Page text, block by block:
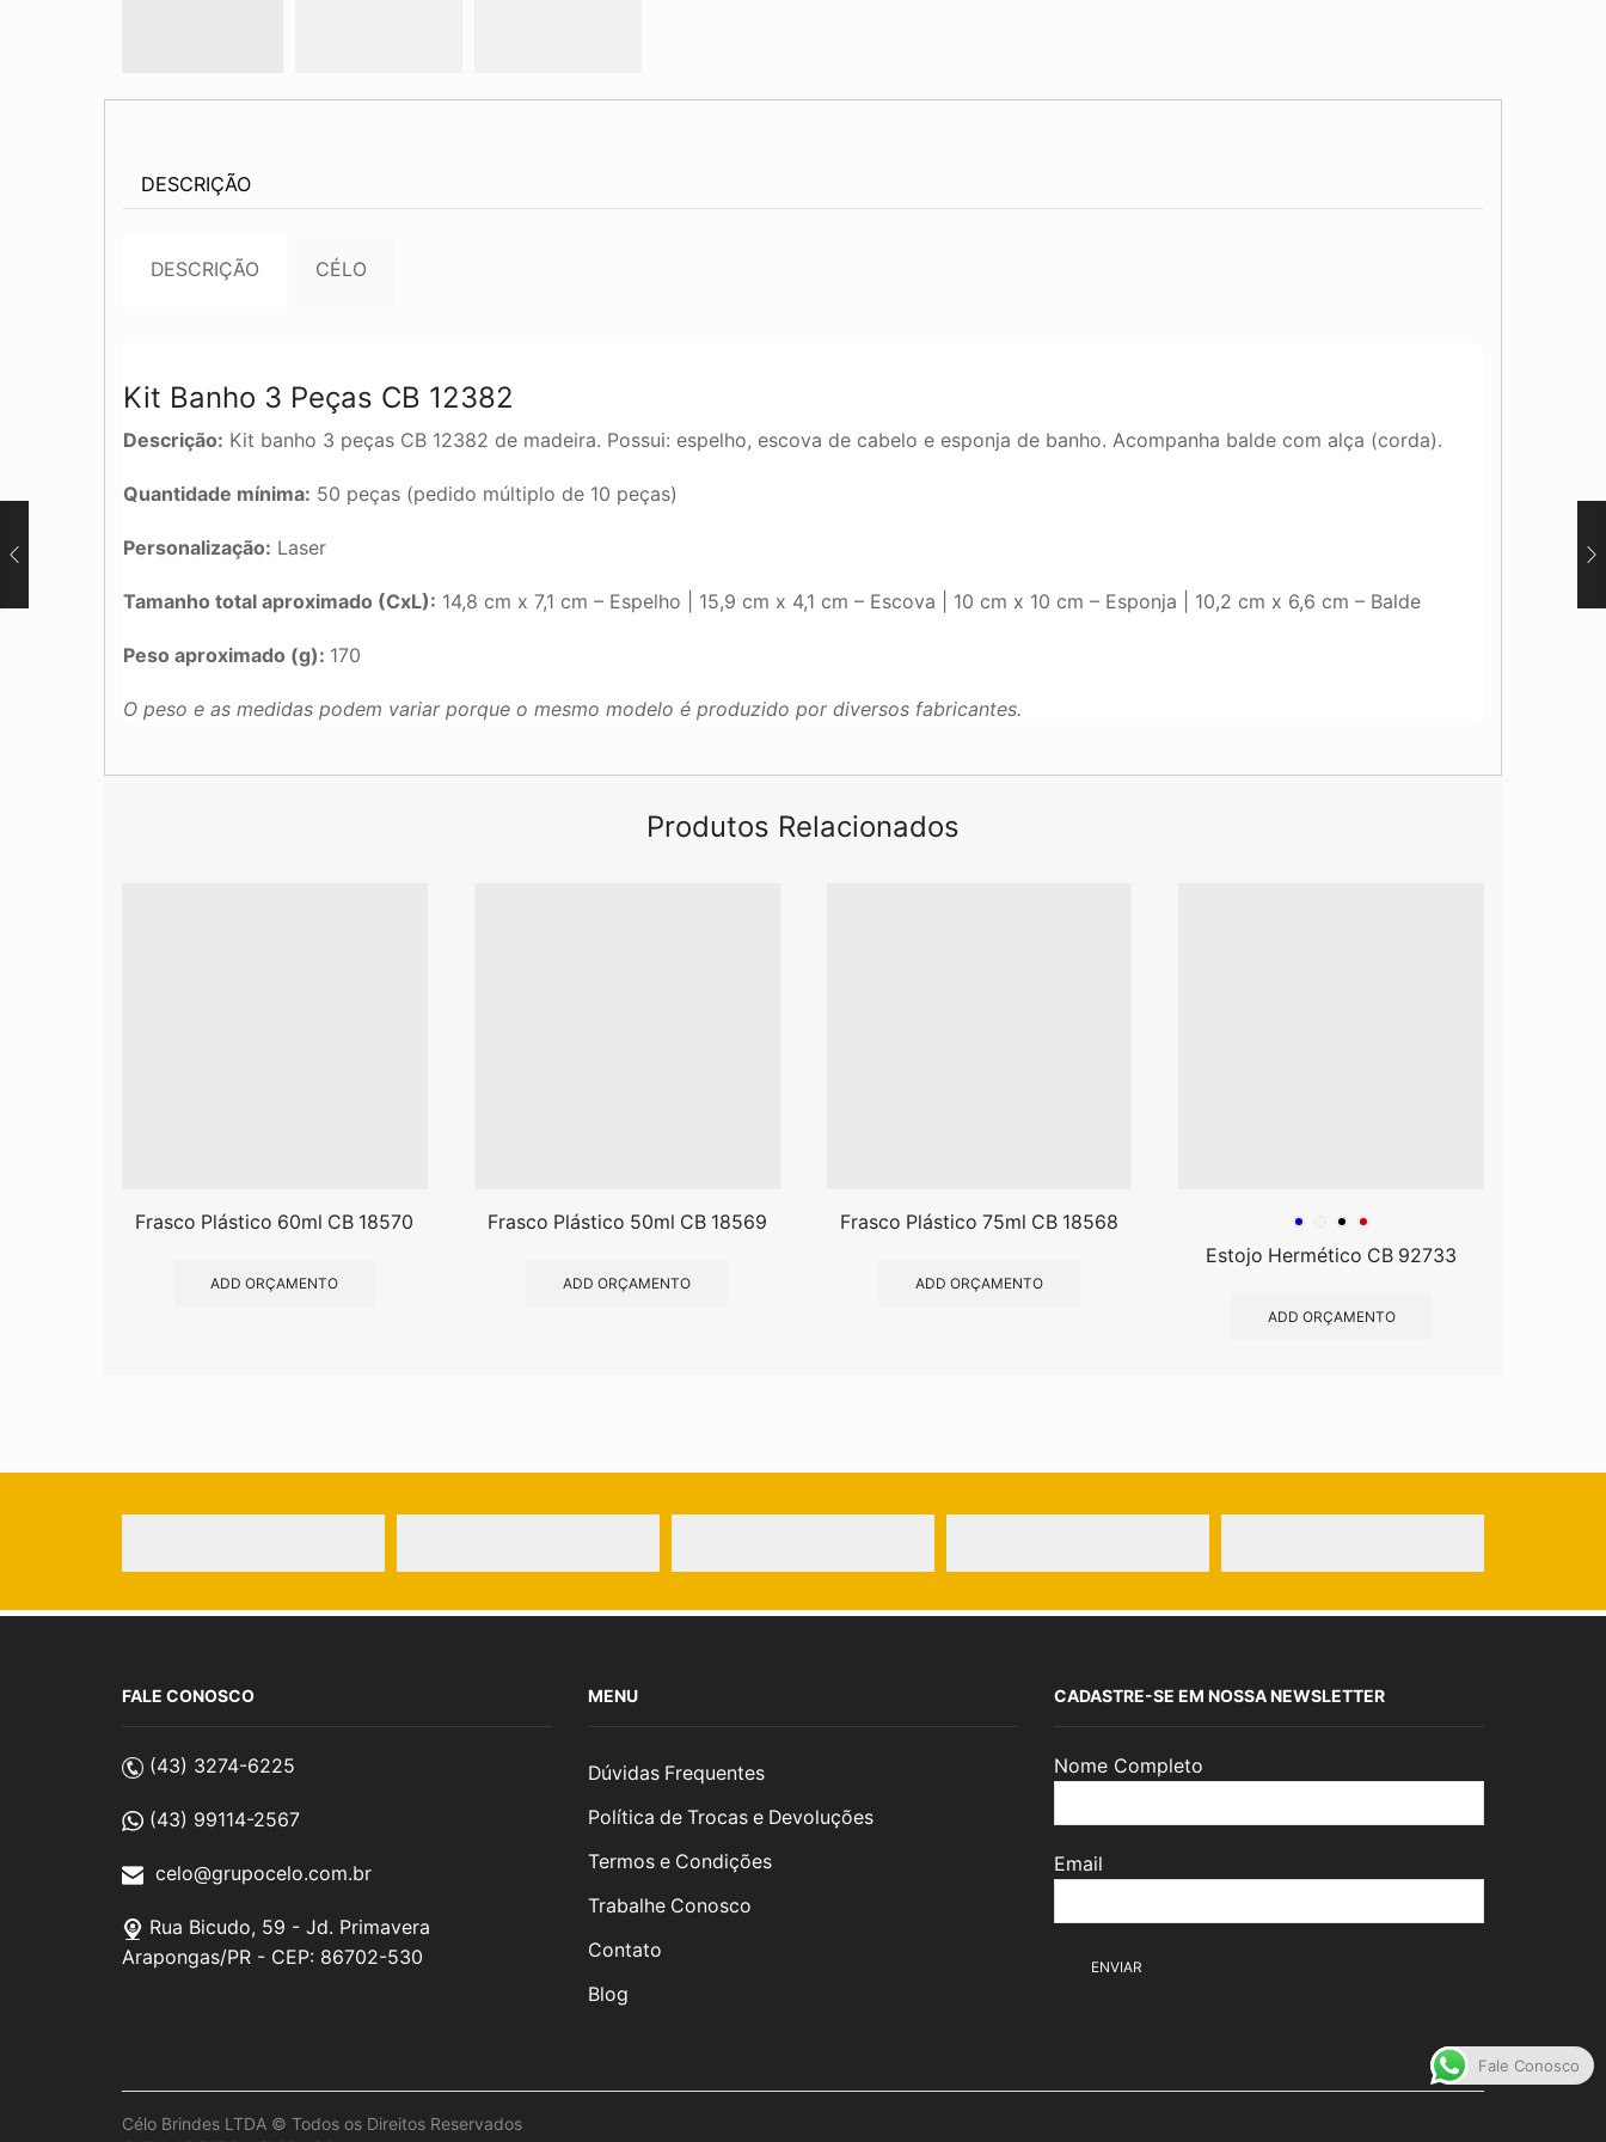
DESCRIÇÃO
DESCRIÇÃO CÉLO
Kit Banho 3 Peças CB 12382
Descrição: Kit banho 3 peças CB 12382 de madeira. Possui: espelho, escova de cabelo e esponja de banho. Acompanha balde com alça (corda).
Quantidade mínima: 50 peças (pedido múltiplo de 10 peças)
Personalização: Laser
Tamanho total aproximado (CxL): 14,8 cm x 7,1 cm – Espelho | 15,9 cm x 4,1 cm – Escova | 10 cm x 10 cm – Esponja | 10,2 cm x 6,6 cm – Balde
Peso aproximado (g): 170
O peso e as medidas podem variar porque o mesmo modelo é produzido por diversos fabricantes.
Produtos Relacionados
Frasco Plástico 60ml CB 18570
ADD ORÇAMENTO
Frasco Plástico 50ml CB 18569
ADD ORÇAMENTO
Frasco Plástico 75ml CB 18568
ADD ORÇAMENTO
Estojo Hermético CB 92733
ADD ORÇAMENTO
FALE CONOSCO
(43) 3274-6225
(43) 99114-2567
celo@grupocelo.com.br
Rua Bicudo, 59 - Jd. Primavera
Arapongas/PR - CEP: 86702-530
MENU
Dúvidas Frequentes
Política de Trocas e Devoluções
Termos e Condições
Trabalhe Conosco
Contato
Blog
CADASTRE-SE EM NOSSA NEWSLETTER
Nome Completo
Email
Célo Brindes LTDA © Todos os Direitos Reservados
Fale Conosco